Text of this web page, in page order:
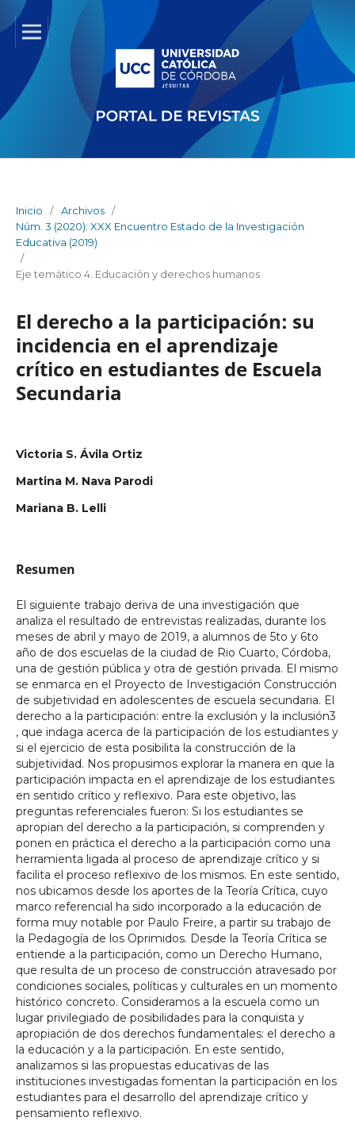
Inicio / Archivos /
Núm. 3 (2020): XXX Encuentro Estado de la Investigación
Educativa (2019)
/
Eje temático 4. Educación y derechos humanos
El derecho a la participación: su
incidencia en el aprendizaje
crítico en estudiantes de Escuela
Secundaria
Victoria S. Ávila Ortiz
Martina M. Nava Parodi
Mariana B. Lelli
Resumen
El siguiente trabajo deriva de una investigación que
analiza el resultado de entrevistas realizadas, durante los
meses de abril y mayo de 2019, a alumnos de 5to y 6to
año de dos escuelas de la ciudad de Rio Cuarto, Córdoba,
una de gestión pública y otra de gestión privada. El mismo
se enmarca en el Proyecto de Investigación Construcción
de subjetividad en adolescentes de escuela secundaria. El
derecho a la participación: entre la exclusión y la inclusión3
, que indaga acerca de la participación de los estudiantes y
si el ejercicio de esta posibilita la construcción de la
subjetividad. Nos propusimos explorar la manera en que la
participación impacta en el aprendizaje de los estudiantes
en sentido crítico y reflexivo. Para este objetivo, las
preguntas referenciales fueron: Si los estudiantes se
apropian del derecho a la participación, si comprenden y
ponen en práctica el derecho a la participación como una
herramienta ligada al proceso de aprendizaje crítico y si
facilita el proceso reflexivo de los mismos. En este sentido,
nos ubicamos desde los aportes de la Teoría Crítica, cuyo
marco referencial ha sido incorporado a la educación de
forma muy notable por Paulo Freire, a partir su trabajo de
la Pedagogía de los Oprimidos. Desde la Teoría Crítica se
entiende a la participación, como un Derecho Humano,
que resulta de un proceso de construcción atravesado por
condiciones sociales, políticas y culturales en un momento
histórico concreto. Consideramos a la escuela como un
lugar privilegiado de posibilidades para la conquista y
apropiación de dos derechos fundamentales: el derecho a
la educación y a la participación. En este sentido,
analizamos si las propuestas educativas de las
instituciones investigadas fomentan la participación en los
estudiantes para el desarrollo del aprendizaje crítico y
pensamiento reflexivo.